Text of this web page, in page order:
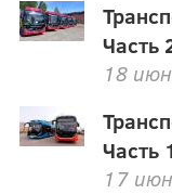
Часть
18
Часть
17